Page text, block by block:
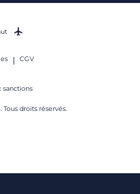
CGV
Tous droits réservés.